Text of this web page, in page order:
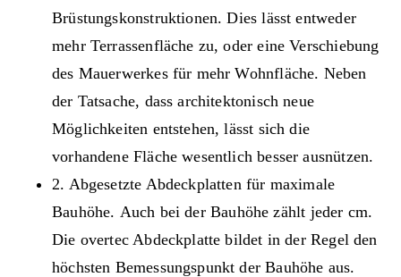
Brüstungskonstruktionen. Dies lässt entweder
mehr Terrassenfläche zu, oder eine Verschiebung
des Mauerwerkes für mehr Wohnfläche. Neben
der Tatsache, dass architektonisch neue
Möglichkeiten entstehen, lässt sich die
vorhandene Fläche wesentlich besser ausnützen.
2. Abgesetzte Abdeckplatten für maximale
Bauhöhe. Auch bei der Bauhöhe zählt jeder cm.
Die overtec Abdeckplatte bildet in der Regel den
höchsten Bemessungspunkt der Bauhöhe aus.